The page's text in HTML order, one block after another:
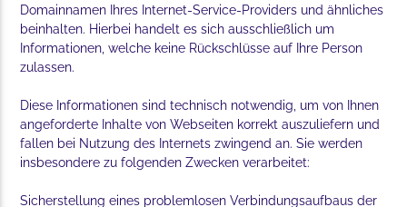
Domainnamen Ihres Internet-Service-Providers und ähnliches
beinhalten. Hierbei handelt es sich ausschließlich um
Informationen, welche keine Rückschlüsse auf Ihre Person
zulassen.
Diese Informationen sind technisch notwendig, um von Ihnen
angeforderte Inhalte von Webseiten korrekt auszuliefern und
fallen bei Nutzung des Internets zwingend an. Sie werden
insbesondere zu folgenden Zwecken verarbeitet:
Sicherstellung eines problemlosen Verbindungsaufbaus der